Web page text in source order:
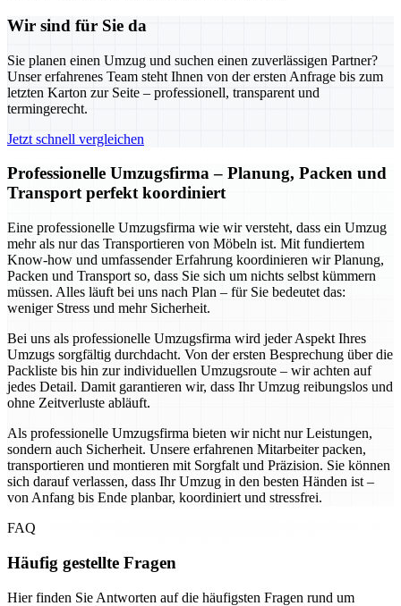
Wir sind für Sie da
Sie planen einen Umzug und suchen einen zuverlässigen Partner?
Unser erfahrenes Team steht Ihnen von der ersten Anfrage bis zum
letzten Karton zur Seite – professionell, transparent und
termingerecht.
Jetzt schnell vergleichen
Professionelle Umzugsfirma – Planung, Packen und
Transport perfekt koordiniert
Eine professionelle Umzugsfirma wie wir versteht, dass ein Umzug
mehr als nur das Transportieren von Möbeln ist. Mit fundiertem
Know-how und umfassender Erfahrung koordinieren wir Planung,
Packen und Transport so, dass Sie sich um nichts selbst kümmern
müssen. Alles läuft bei uns nach Plan – für Sie bedeutet das:
weniger Stress und mehr Sicherheit.
Bei uns als professionelle Umzugsfirma wird jeder Aspekt Ihres
Umzugs sorgfältig durchdacht. Von der ersten Besprechung über die
Packliste bis hin zur individuellen Umzugsroute – wir achten auf
jedes Detail. Damit garantieren wir, dass Ihr Umzug reibungslos und
ohne Zeitverluste abläuft.
Als professionelle Umzugsfirma bieten wir nicht nur Leistungen,
sondern auch Sicherheit. Unsere erfahrenen Mitarbeiter packen,
transportieren und montieren mit Sorgfalt und Präzision. Sie können
sich darauf verlassen, dass Ihr Umzug in den besten Händen ist –
von Anfang bis Ende planbar, koordiniert und stressfrei.
FAQ
Häufig gestellte Fragen
Hier finden Sie Antworten auf die häufigsten Fragen rund um